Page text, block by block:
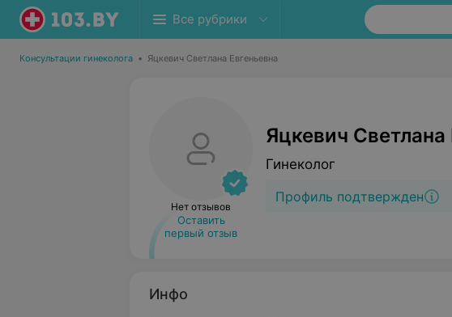
Все рубрики
Консультации гинеколога • Яцкевич Светлана Евгеньевна
Нет отзывов
Оставить
первый отзыв
Яцкевич Светлана
Гинеколог
Профиль подтвержден
Инфо